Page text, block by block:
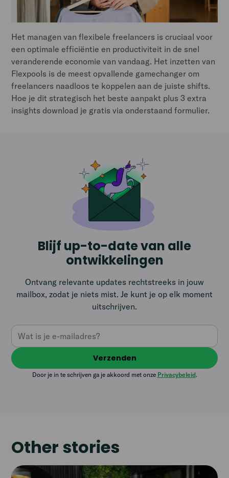
Het managen van flexibele freelancers is cruciaal voor
een optimale efficiëntie en productiviteit in de snel
veranderende economie van vandaag. Het inzetten van
Flexpools is de meest opvallende gamechanger om
freelancers naadloos te koppelen aan de juiste shifts.
Hoe je dit strategisch het beste aanpakt plus 3 extra
insights download je gratis via onderstaand formulier.
Blijf up-to-date van alle
ontwikkelingen
Ontvang relevante updates rechtstreeks in jouw
mailbox, zodat je niets mist. Je kunt je op elk moment
uitschrijven.
Door je in te schrijven ga je akkoord met onze Privacybeleid.
Other stories
Read